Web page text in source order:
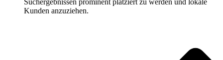
Kunden anzuziehen.